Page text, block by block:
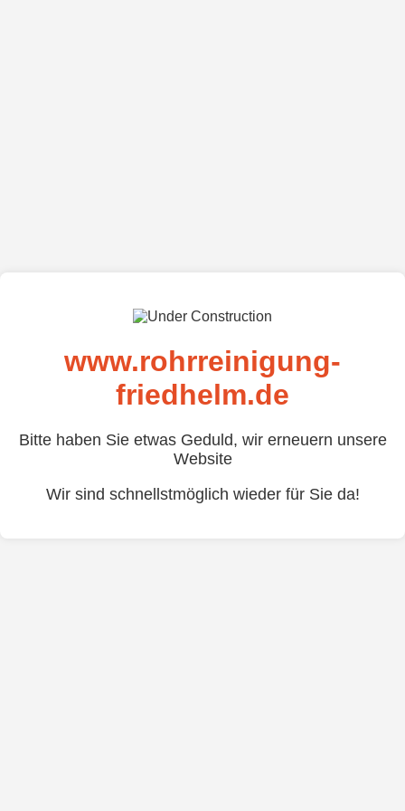
www.rohrreinigung-
friedhelm.de
Bitte haben Sie etwas Geduld, wir erneuern unsere
Website
Wir sind schnellstmöglich wieder für Sie da!